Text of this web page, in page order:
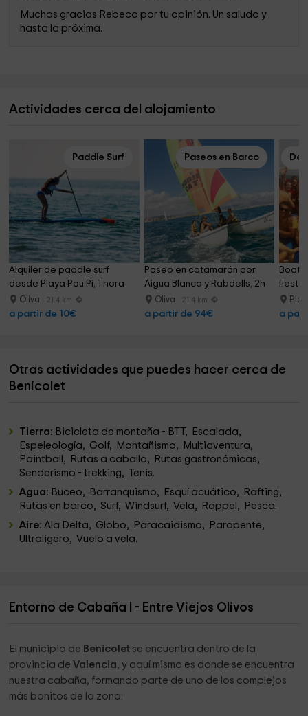
Muchas gracias Rebeca por tu opinión. Un saludo y
hasta la próxima.
Actividades cerca del alojamiento
Paddle Surf
Alquiler de paddle surf
desde Playa Pau Pi, 1 hora
Oliva 21.4 km
a partir de 10€
Paseos en Barco
Paseo en catamarán por
Aigua Blanca y Rabdells, 2h
Oliva 21.4 km
a partir de 94€
Boat
fiesta
a
Otras actividades que puedes hacer cerca de
Benicolet
Tierra: Bicicleta de montaña - BTT, Escalada,
Espeleología, Golf, Montañismo, Multiaventura,
Paintball, Rutas a caballo, Rutas gastronómicas,
Senderismo - trekking, Tenis.
Agua: Buceo, Barranquismo, Esquí acuático, Rafting,
Rutas en barco, Surf, Windsurf, Vela, Rappel, Pesca.
Aire:Ala Delta, Globo, Paracaidismo, Parapente,
Ultraligero, Vuelo a vela.
Entorno de Cabaña I - Entre Viejos Olivos
El municipio de Benicolet se encuentra dentro de la
provincia de Valencia, y aquí mismo es donde se encuentra
nuestra cabaña, formando parte de uno de los complejos
más bonitos de la zona.